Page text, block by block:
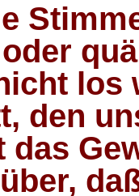
los
den
das